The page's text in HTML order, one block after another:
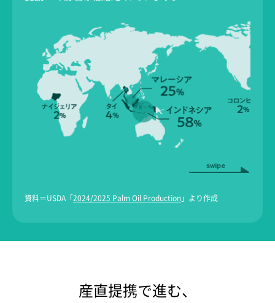
資料＝USDA「 2024/2025 Palm Oil Production 」より作成
産直提携で進む、